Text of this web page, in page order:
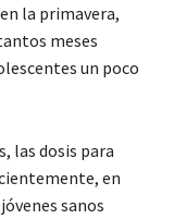
la primavera,
meses
un poco
las dosis para
en
sanos